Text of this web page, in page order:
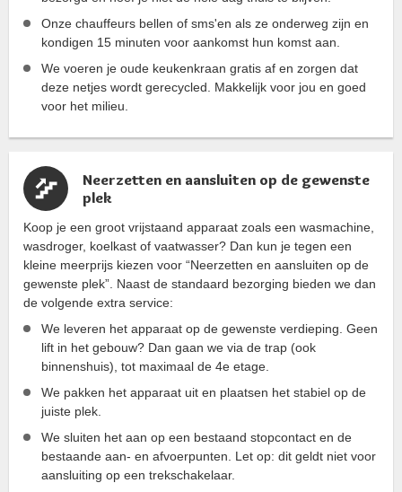
Onze chauffeurs bellen of sms'en als ze onderweg zijn en
kondigen 15 minuten voor aankomst hun komst aan.
We voeren je oude keukenkraan gratis af en zorgen dat
deze netjes wordt gerecycled. Makkelijk voor jou en goed
voor het milieu.
Neerzetten en aansluiten op de gewenste
plek
Koop je een groot vrijstaand apparaat zoals een wasmachine,
wasdroger, koelkast of vaatwasser? Dan kun je tegen een
kleine meerprijs kiezen voor “Neerzetten en aansluiten op de
gewenste plek”. Naast de standaard bezorging bieden we dan
de volgende extra service:
We leveren het apparaat op de gewenste verdieping. Geen
lift in het gebouw? Dan gaan we via de trap (ook
binnenshuis), tot maximaal de 4e etage.
We pakken het apparaat uit en plaatsen het stabiel op de
juiste plek.
We sluiten het aan op een bestaand stopcontact en de
bestaande aan- en afvoerpunten. Let op: dit geldt niet voor
aansluiting op een trekschakelaar.